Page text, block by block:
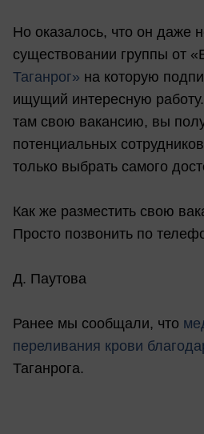
Но оказалось, что он даже
существовании группы от
Таганрог» на которую
ищущий интересную
там свою вакансию, вы
потенциальных
только выбрать самого
Как же разместить свою
Просто позвонить по
Д. Паутова
Ранее мы сообщали, что м
переливания крови
Таганрога.